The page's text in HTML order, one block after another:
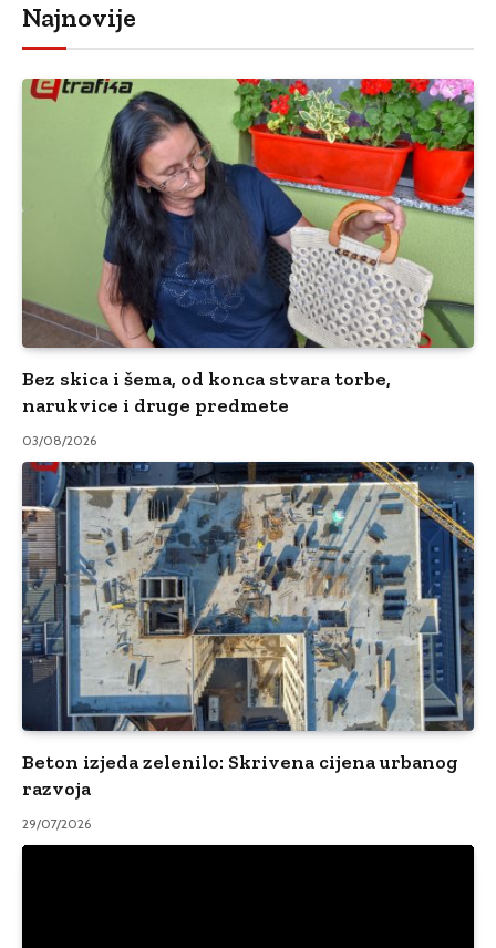
Najnovije
Bez skica i šema, od konca stvara torbe,
narukvice i druge predmete
03/08/2026
Beton izjeda zelenilo: Skrivena cijena urbanog
razvoja
29/07/2026